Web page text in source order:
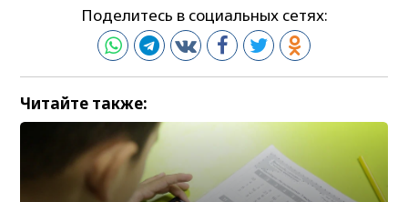
Поделитесь в социальных сетях:
Читайте также: